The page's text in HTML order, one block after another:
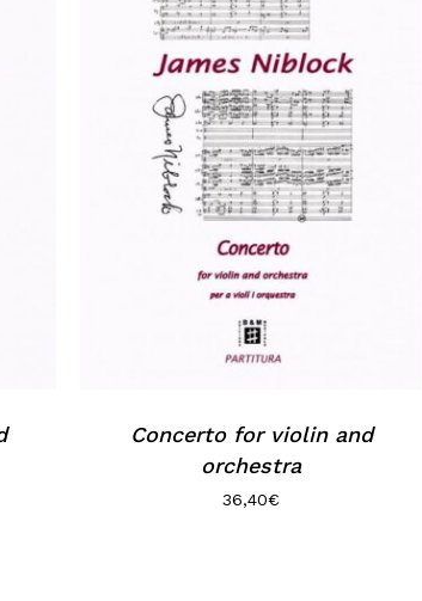
Concerto for violin and
orchestra
36,40€